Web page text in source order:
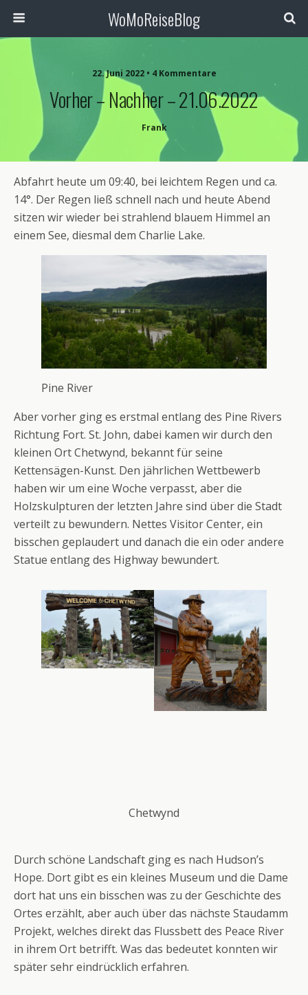
WoMoReiseBlog
22. Juni 2022 • 4 Kommentare
Vorher – Nachher – 21.06.2022
Frank
Abfahrt heute um 09:40, bei leichtem Regen und ca.
14°. Der Regen ließ schnell nach und heute Abend
sitzen wir wieder bei strahlend blauem Himmel an
einem See, diesmal dem Charlie Lake.
Pine River
Aber vorher ging es erstmal entlang des Pine Rivers
Richtung Fort. St. John, dabei kamen wir durch den
kleinen Ort Chetwynd, bekannt für seine
Kettensägen-Kunst. Den jährlichen Wettbewerb
haben wir um eine Woche verpasst, aber die
Holzskulpturen der letzten Jahre sind über die Stadt
verteilt zu bewundern. Nettes Visitor Center, ein
bisschen geplaudert und danach die ein oder andere
Statue entlang des Highway bewundert.
Chetwynd
Durch schöne Landschaft ging es nach Hudson’s
Hope. Dort gibt es ein kleines Museum und die Dame
dort hat uns ein bisschen was zu der Geschichte des
Ortes erzählt, aber auch über das nächste Staudamm
Projekt, welches direkt das Flussbett des Peace River
in ihrem Ort betrifft. Was das bedeutet konnten wir
später sehr eindrücklich erfahren.